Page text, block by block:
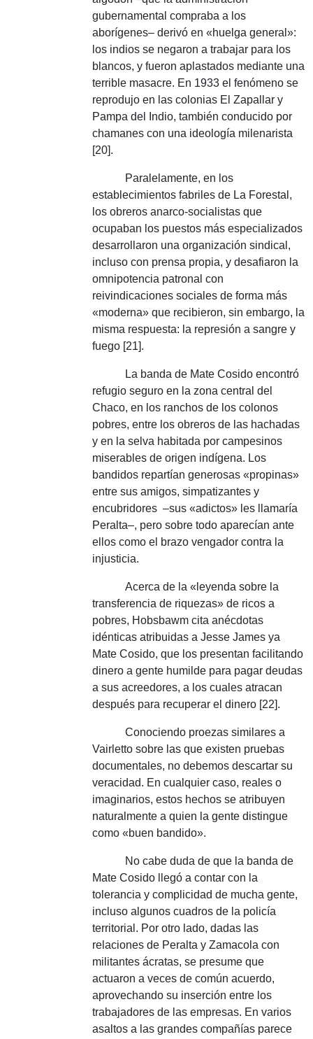
gubernamental compraba a los
aborígenes– derivó en «huelga general»:
los indios se negaron a trabajar para los
blancos, y fueron aplastados mediante una
terrible masacre. En 1933 el fenómeno se
reprodujo en las colonias El Zapallar y
Pampa del Indio, también conducido por
chamanes con una ideología milenarista
[20].
Paralelamente, en los
establecimientos fabriles de La Forestal,
los obreros anarco-socialistas que
ocupaban los puestos más especializados
desarrollaron una organización sindical,
incluso con prensa propia, y desafiaron la
omnipotencia patronal con
reivindicaciones sociales de forma más
«moderna» que recibieron, sin embargo, la
misma respuesta: la represión a sangre y
fuego [21].
La banda de Mate Cosido encontró
refugio seguro en la zona central del
Chaco, en los ranchos de los colonos
pobres, entre los obreros de las hachadas
y en la selva habitada por campesinos
miserables de origen indígena. Los
bandidos repartían generosas «propinas»
entre sus amigos, simpatizantes y
encubridores –sus «adictos» les llamaría
Peralta–, pero sobre todo aparecían ante
ellos como el brazo vengador contra la
injusticia.
Acerca de la «leyenda sobre la
transferencia de riquezas» de ricos a
pobres, Hobsbawm cita anécdotas
idénticas atribuidas a Jesse James ya
Mate Cosido, que los presentan facilitando
dinero a gente humilde para pagar deudas
a sus acreedores, a los cuales atracan
después para recuperar el dinero [22].
Conociendo proezas similares a
Vairletto sobre las que existen pruebas
documentales, no debemos descartar su
veracidad. En cualquier caso, reales o
imaginarios, estos hechos se atribuyen
naturalmente a quien la gente distingue
como «buen bandido».
No cabe duda de que la banda de
Mate Cosido llegó a contar con la
tolerancia y complicidad de mucha gente,
incluso algunos cuadros de la policía
territorial. Por otro lado, dadas las
relaciones de Peralta y Zamacola con
militantes ácratas, se presume que
actuaron a veces de común acuerdo,
aprovechando su inserción entre los
trabajadores de las empresas. En varios
asaltos a las grandes compañías parece